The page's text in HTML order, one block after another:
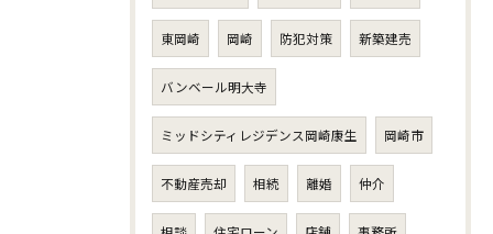
東岡崎 岡崎 防犯対策 新築建売
バンベール明大寺
ミッドシティレジデンス岡崎康生 岡崎市
不動産売却 相続 離婚 仲介